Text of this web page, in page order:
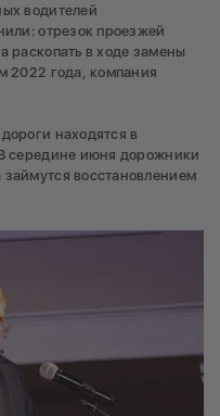
водителей
отрезок проезжей
раскопать в ходе замены
2022 года, компания
находятся в
середине июня дорожники
восстановлением